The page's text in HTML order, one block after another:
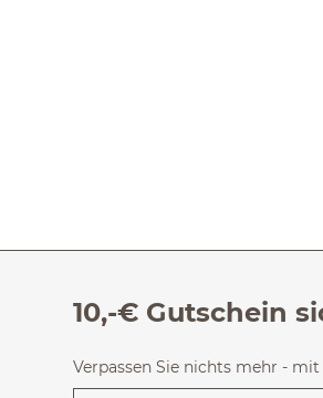
10,-€ Gutschein
Verpassen Sie nichts mehr -